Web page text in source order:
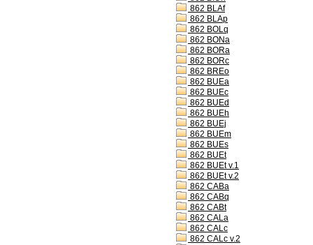
862 BLAf
862 BLAp
862 BOLq
862 BONa
862 BORa
862 BORc
862 BREo
862 BUEa
862 BUEc
862 BUEd
862 BUEh
862 BUEj
862 BUEm
862 BUEs
862 BUEt
862 BUEt v.1
862 BUEt v.2
862 CABa
862 CABq
862 CABt
862 CALa
862 CALc
862 CALc v.2